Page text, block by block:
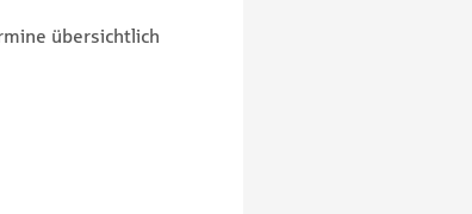
übersichtlich